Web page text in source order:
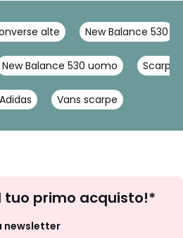
alte New Balance 530
New Balance 530 uomo Scarpe
Vans scarpe
newsletter
tuo primo acquisto!*
newsletter